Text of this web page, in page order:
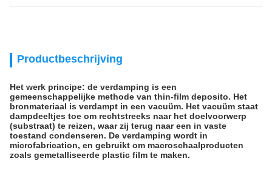
Productbeschrijving
Het werk principe: de verdamping is een
gemeenschappelijke methode van thin-film deposito. Het
bronmateriaal is verdampt in een vacuüm. Het vacuüm staat
dampdeeltjes toe om rechtstreeks naar het doelvoorwerp
(substraat) te reizen, waar zij terug naar een in vaste
toestand condenseren. De verdamping wordt in
microfabrication, en gebruikt om macroschaalproducten
zoals gemetalliseerde plastic film te maken.